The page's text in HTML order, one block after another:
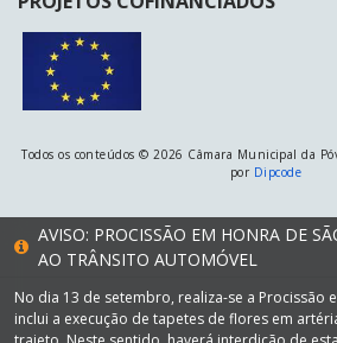
Todos os conteúdos © 2026 Câmara Municipal da
por Dipcode
AVISO: PROCISSÃO EM HONRA DE
AO TRÂNSITO AUTOMÓVEL
No dia 13 de setembro, realiza-se a Procissão
inclui a execução de tapetes de flores em